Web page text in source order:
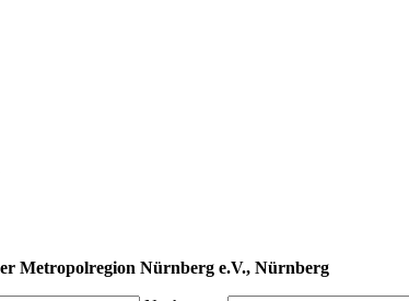
Metropolregion Nürnberg e.V., Nürnberg